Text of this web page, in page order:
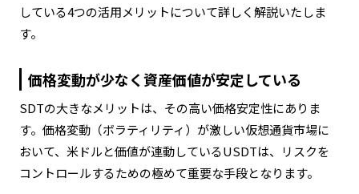
している4つの活用メリットについて詳しく解説いたしま
す。
価格変動が少なく資産価値が安定している
SDTの大きなメリットは、その高い価格安定性にありま
す。価格変動（ボラティリティ）が激しい仮想通貨市場に
おいて、米ドルと価値が連動しているUSDTは、リスクを
コントロールするための極めて重要な手段となります。